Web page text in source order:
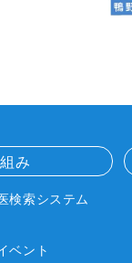
み
検索システム
ベント